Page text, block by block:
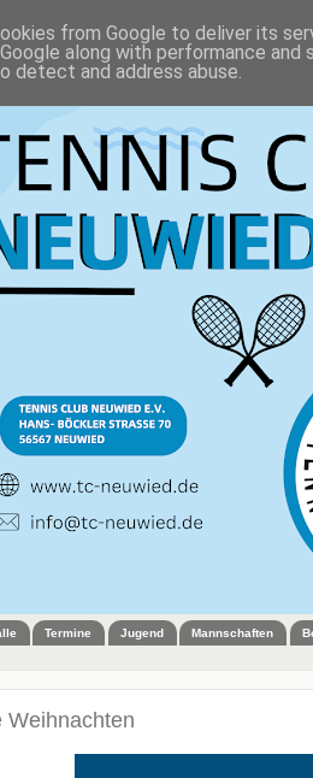
Termine Jugend Mannschaften
Weihnachten
from Google to deliver its
along with performance
detect and address abuse.